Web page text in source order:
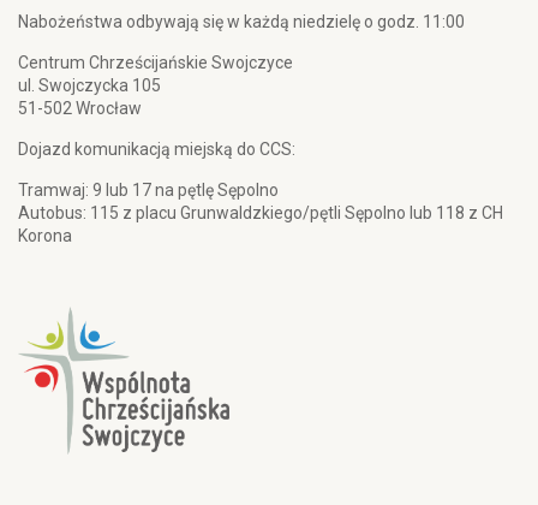
Nabożeństwa odbywają się w każdą niedzielę o godz. 11:00
Centrum Chrześcijańskie Swojczyce
ul. Swojczycka 105
51-502 Wrocław
Dojazd komunikacją miejską do CCS:
Tramwaj: 9 lub 17 na pętlę Sępolno
Autobus: 115 z placu Grunwaldzkiego/pętli Sępolno lub 118 z CH
Korona